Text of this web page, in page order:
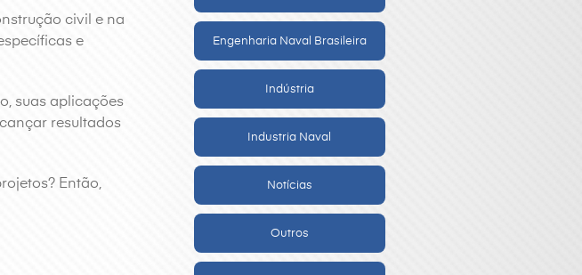
civil e na
e
suas aplicações
resultados
Então,
Engenharia Naval Brasileira
Indústria
Industria Naval
Notícias
Outros